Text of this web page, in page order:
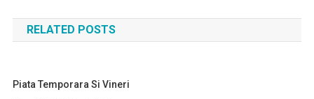
în
articole
RELATED POSTS
Piata Temporara Si Vineri